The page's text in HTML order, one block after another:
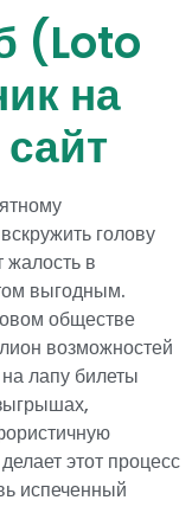
(Loto
на
голову
жалость в
выгодным.
обществе
возможностей
лапу билеты
этот процесс
испеченный